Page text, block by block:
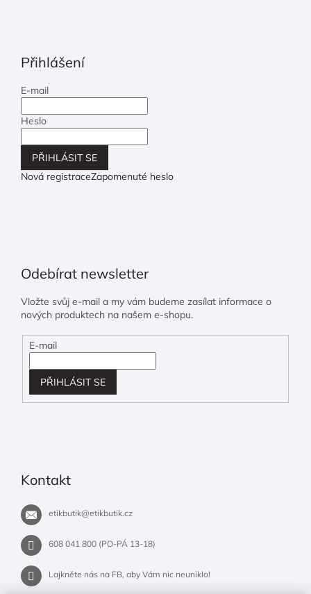
Přihlášení
E-mail
Heslo
PŘIHLÁSIT SE
Nová registraceZapomenuté heslo
Odebírat newsletter
Vložte svůj e-mail a my vám budeme zasílat informace o
nových produktech na našem e-shopu.
E-mail
PŘIHLÁSIT SE
Kontakt
etikbutik@etikbutik.cz
608 041 800 (PO-PÁ 13-18)
Lajkněte nás na FB, aby Vám nic neuniklo!